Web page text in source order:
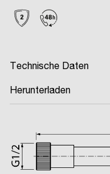
Technische Daten
Herunterladen